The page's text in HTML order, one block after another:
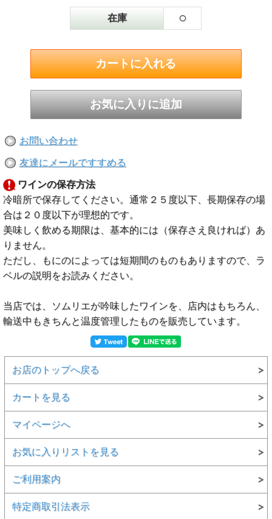
在庫 ○
お問い合わせ
友達にメールですすめる
ワインの保存方法
冷暗所で保存してください。通常２５度以下、長期保存の場
合は２０度以下が理想的です。
美味しく飲める期限は、基本的には（保存さえ良ければ）あ
りません。
ただし、もにのによっては短期間のものもありますので、ラ
ベルの説明をお読みください。
当店では、ソムリエが吟味したワインを、店内はもちろん、
輸送中もきちんと温度管理したものを販売しています。
お店のトップへ戻る
カートを見る
マイページへ
お気に入りリストを見る
ご利用案内
特定商取引法表示